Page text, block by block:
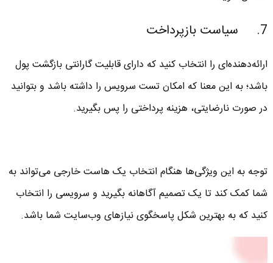
7. سیاست بازپرداخت
ارائه‌دهنده‌ای را انتخاب کنید که دارای قابلیت گارانتی بازگشت پول
باشد؛ به این معنا که امکان تست سرویس را داشته باشد و بتوانید
در صورت نارضایتی، هزینه پرداختی را پس بگیرید.
توجه به این ویژگی‌ها هنگام انتخاب یک هاست خارجی می‌تواند به
شما کمک کند تا یک تصمیم آگاهانه بگیرید و سرویسی را انتخاب
کنید که به بهترین شکل پاسخگوی نیازهای وب‌سایت شما باشد.